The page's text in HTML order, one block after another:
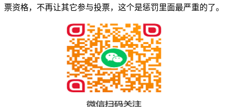
票资格，不再让其它参与投票，这个是惩罚里面最严重的了。